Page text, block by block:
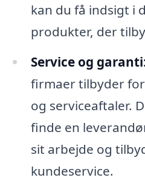
kan du få indsigt i
produkter, der
Service og
firmaer tilbyder
og serviceaftaler.
finde en
sit arbejde og
kundeservice.